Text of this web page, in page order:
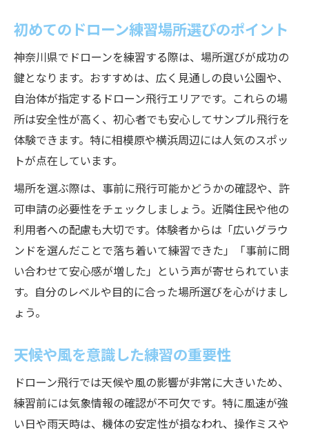
初めてのドローン練習場所選びのポイント
神奈川県でドローンを練習する際は、場所選びが成功の
鍵となります。おすすめは、広く見通しの良い公園や、
自治体が指定するドローン飛行エリアです。これらの場
所は安全性が高く、初心者でも安心してサンプル飛行を
体験できます。特に相模原や横浜周辺には人気のスポッ
トが点在しています。
場所を選ぶ際は、事前に飛行可能かどうかの確認や、許
可申請の必要性をチェックしましょう。近隣住民や他の
利用者への配慮も大切です。体験者からは「広いグラウ
ンドを選んだことで落ち着いて練習できた」「事前に問
い合わせて安心感が増した」という声が寄せられていま
す。自分のレベルや目的に合った場所選びを心がけまし
ょう。
天候や風を意識した練習の重要性
ドローン飛行では天候や風の影響が非常に大きいため、
練習前には気象情報の確認が不可欠です。特に風速が強
い日や雨天時は、機体の安定性が損なわれ、操作ミスや